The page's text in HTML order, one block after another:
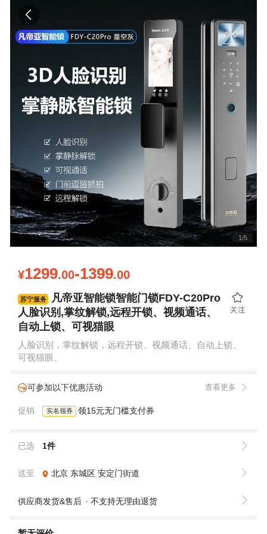
1/5
¥1299.00-1399.00
苏宁服务
凡帝亚智能锁智能门锁FDY-C20Pro
人脸识别,掌纹解锁,远程开锁、视频通话、
自动上锁、可视猫眼
人脸识别，掌纹解锁，远程开锁、视频通话、自动上锁、
可视猫眼、
可参加以下优惠活动 查看更多
促销 实名领券 领15元无门槛支付券
已选 1件
送至 北京 东城区 安定门街道
供应商发货&售后 不支持无理由退货